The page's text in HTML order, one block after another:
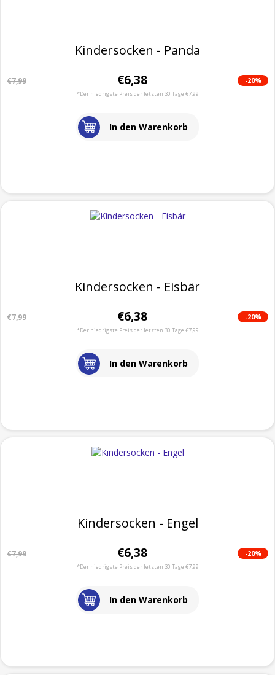
Kindersocken - Panda
€7,99 €6,38 -20%
*Der niedrigste Preis der letzten 30 Tage €7,99
In den Warenkorb
Kindersocken - Eisbär
€7,99 €6,38 -20%
*Der niedrigste Preis der letzten 30 Tage €7,99
In den Warenkorb
Kindersocken - Engel
€7,99 €6,38 -20%
*Der niedrigste Preis der letzten 30 Tage €7,99
In den Warenkorb